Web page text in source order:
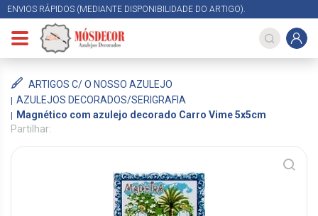
ENVIOS RÁPIDOS (MEDIANTE DISPONIBILIDADE DO ARTIGO).
ARTIGOS C/ O NOSSO AZULEJO
AZULEJOS DECORADOS/SERIGRAFIA
Magnético com azulejo decorado Carro Vime 5x5cm
Partilhar: